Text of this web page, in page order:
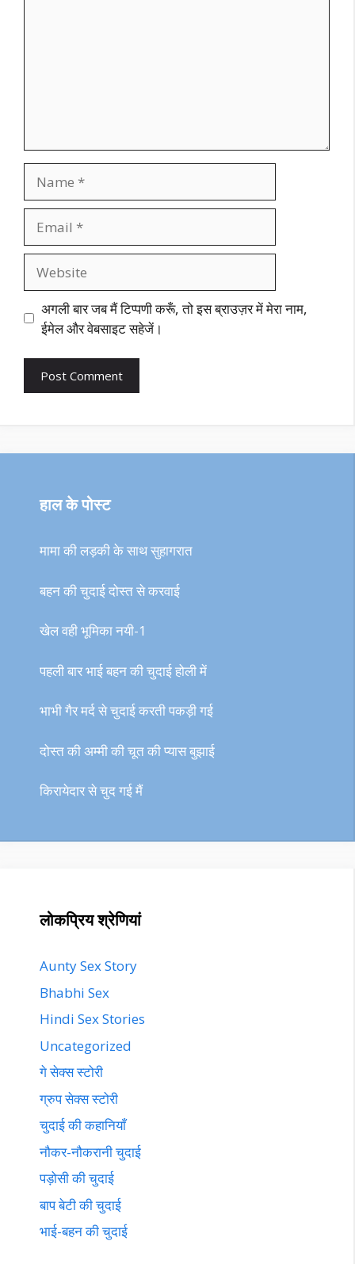
अगली बार जब मैं टिप्पणी करूँ, तो इस ब्राउज़र में मेरा नाम,
ईमेल और वेबसाइट सहेजें।
हाल के पोस्ट
मामा की लड़की के साथ सुहागरात
बहन की चुदाई दोस्त से करवाई
खेल वही भूमिका नयी-1
पहली बार भाई बहन की चुदाई होली में
भाभी गैर मर्द से चुदाई करती पकड़ी गई
दोस्त की अम्मी की चूत की प्यास बुझाई
किरायेदार से चुद गई मैं
लोकप्रिय श्रेणियां
Aunty Sex Story
Bhabhi Sex
Hindi Sex Stories
Uncategorized
गे सेक्स स्टोरी
ग्रुप सेक्स स्टोरी
चुदाई की कहानियाँ
नौकर-नौकरानी चुदाई
पड़ोसी की चुदाई
बाप बेटी की चुदाई
भाई-बहन की चुदाई